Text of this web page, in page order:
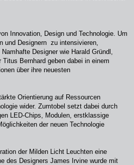
Innovation, Design und Technologie. Um
und Designern zu intensivieren,
Designer wie Harald Gründl,
Bernhard geben dabei in einem
über ihre neuesten
Orientierung auf Ressourcen
wider. Zumtobel setzt dabei durch
LED-Chips, Modulen, erstklassige
der neuen Technologie
der Milden Licht Leuchten eine
des Designers James Irvine wurde mit